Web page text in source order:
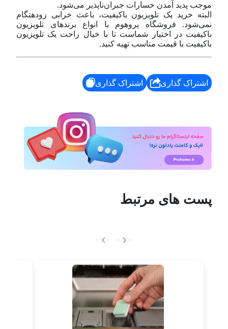
موجب پدید آمدن خسارات جبران‌ناپذیر می‌شود.
البته خرید یک تلویزیون با‌کیفیت، باعث خرابی زود‌هنگام
نمی‌شود. فروشگاه پروهوم با انواع برند‌های تلویزیون
با‌کیفیت در اختیار شماست تا با خیال راحت یک تلویزیون
با‌کیفیت با قیمت مناسب تهیه کنید.
اشتراک گذاری اشتراک گذاری
پست های مرتبط